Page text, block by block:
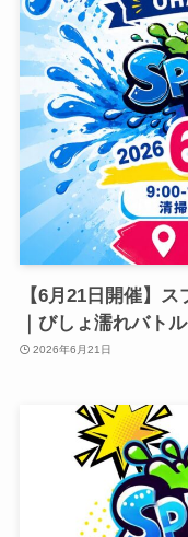
【6月21日開催】
｜びしょ濡れバト
2026年6月21日